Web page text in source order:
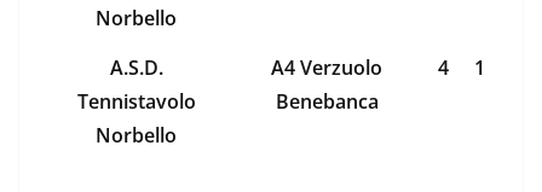
Norbello
A.S.D.
Tennistavolo
Norbello
A4 Verzuolo
Benebanca
4 1